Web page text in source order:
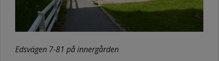
Edsvägen 7-81 på innergården